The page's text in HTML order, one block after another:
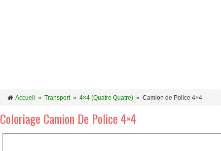
Accueil » Transport» 4×4 (Quatre Quatre) » Camion de Police 4×4
Coloriage Camion De Police 4×4